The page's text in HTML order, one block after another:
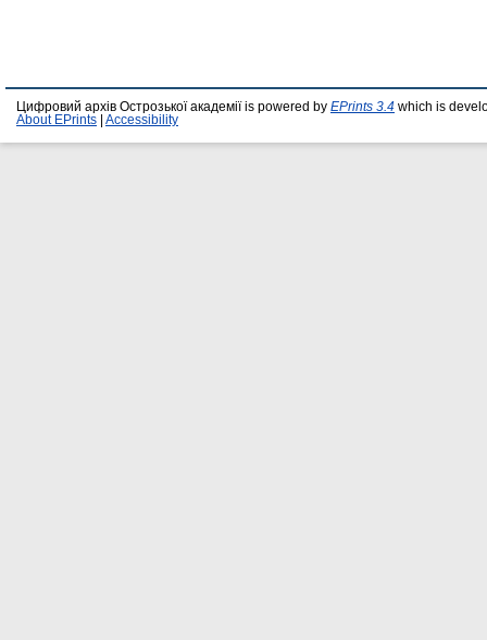
Цифровий архів Острозької академії is powered by EPrints 3.4 which is
About EPrints
Accessibility